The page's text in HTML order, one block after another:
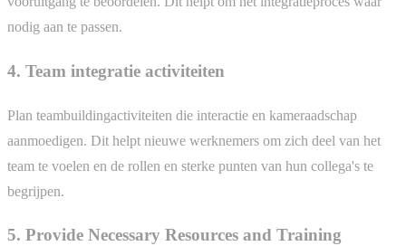
nodig aan te passen.
4. Team integratie activiteiten
Plan teambuildingactiviteiten die interactie en kameraadschap
aanmoedigen. Dit helpt nieuwe werknemers om zich deel van het
team te voelen en de rollen en sterke punten van hun collega's te
begrijpen.
5. Provide Necessary Resources and Training